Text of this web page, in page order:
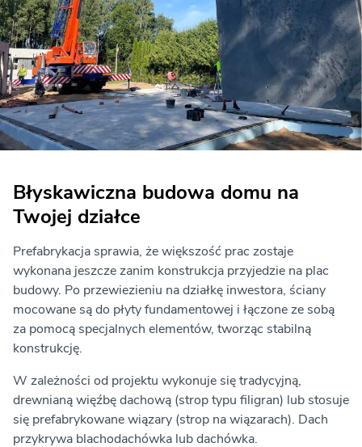
Błyskawiczna budowa domu na
Twojej działce
Prefabrykacja sprawia, że większość prac zostaje
wykonana jeszcze zanim konstrukcja przyjedzie na plac
budowy. Po przewiezieniu na działkę inwestora, ściany
mocowane są do płyty fundamentowej i łączone ze sobą
za pomocą specjalnych elementów, tworząc stabilną
konstrukcję.
W zależności od projektu wykonuje się tradycyjną,
drewnianą więźbę dachową (strop typu filigran) lub stosuje
się prefabrykowane wiązary (strop na wiązarach). Dach
przykrywa blachodachówka lub dachówka.